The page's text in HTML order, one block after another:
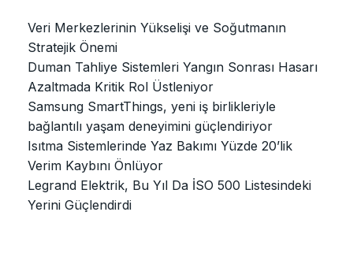
Veri Merkezlerinin Yükselişi ve Soğutmanın
Stratejik Önemi
Duman Tahliye Sistemleri Yangın Sonrası Hasarı
Azaltmada Kritik Rol Üstleniyor
Samsung SmartThings, yeni iş birlikleriyle
bağlantılı yaşam deneyimini güçlendiriyor
Isıtma Sistemlerinde Yaz Bakımı Yüzde 20’lik
Verim Kaybını Önlüyor
Legrand Elektrik, Bu Yıl Da İSO 500 Listesindeki
Yerini Güçlendirdi